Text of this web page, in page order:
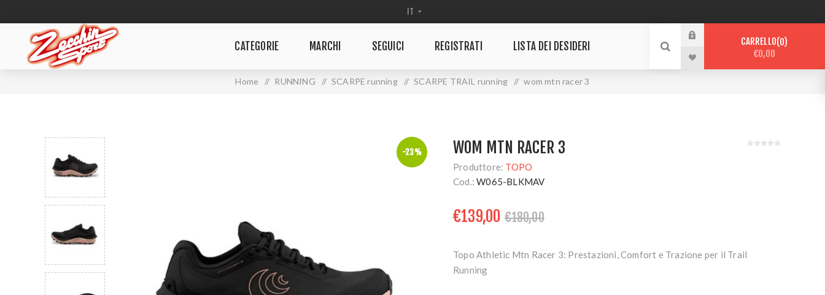
CATEGORIE MARCHI SEGUICI REGISTRATI LISTA DEI DESIDERI CARRELLO 0
€0,00
Home / RUNNING / SCARPE running / SCARPE TRAIL running / wom mtn racer 3
-23% WOM MTN RACER 3
Produttore: TOPO
Cod.: W065-BLKMAV
€139,00 €180,00
Topo Athletic Mtn Racer 3: Prestazioni, Comfort e Trazione per il Trail
Running